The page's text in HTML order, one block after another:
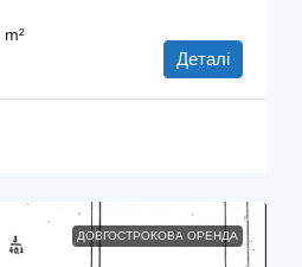
m²
Деталі
ДОВГОСТРОКОВА ОРЕНДА